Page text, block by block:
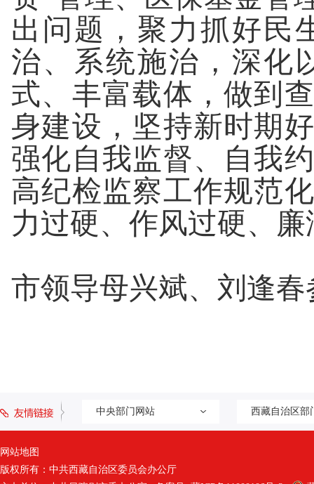
出问题，聚力抓好民
治、系统施治，深化
式、丰富载体，做到
身建设，坚持新时期
强化自我监督、自我
高纪检监察工作规范
力过硬、作风过硬、
市领导母兴斌、刘逢春
中央部门网站 西藏自治区部
网站地图
版权所有：中共西藏自治区委员会办公厅